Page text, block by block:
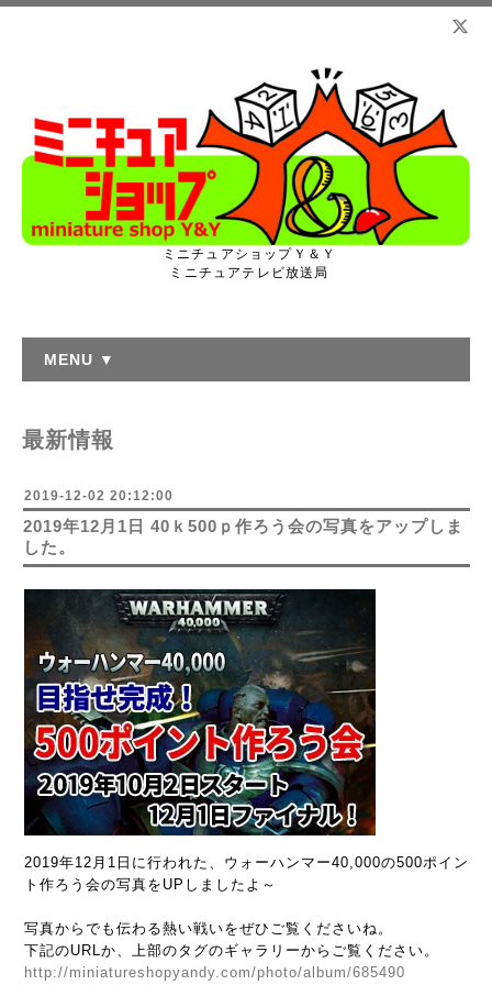
ミニチュアショップＹ＆Ｙ
ミニチュアテレビ放送局
MENU ▼
最新情報
2019-12-02 20:12:00
2019年12月1日 40ｋ500ｐ作ろう会の写真をアップしま
した。
2019年12月1日に行われた、ウォーハンマー40,000の500ポイン
ト作ろう会の写真をUPしましたよ～
写真からでも伝わる熱い戦いをぜひご覧くださいね。
下記のURLか、 上部のタグのギャラリーからご覧ください。
http://miniatureshopyandy.com/photo/album/685490